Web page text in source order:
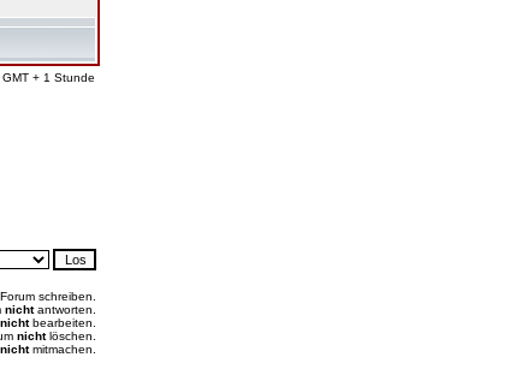
+ 1 Stunde
schreiben.
nichtantworten.
nichtbearbeiten.
nichtlöschen.
nichtmitmachen.